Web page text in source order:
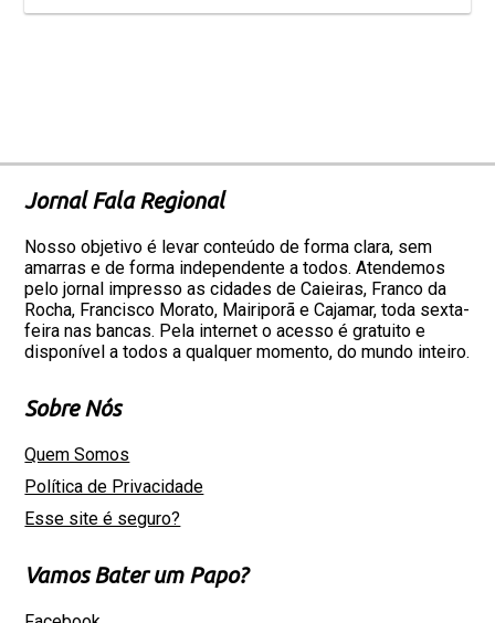
Jornal Fala Regional
Nosso objetivo é levar conteúdo de forma clara, sem
amarras e de forma independente a todos. Atendemos
pelo jornal impresso as cidades de Caieiras, Franco da
Rocha, Francisco Morato, Mairiporã e Cajamar, toda sexta-
feira nas bancas. Pela internet o acesso é gratuito e
disponível a todos a qualquer momento, do mundo inteiro.
Sobre Nós
Quem Somos
Política de Privacidade
Esse site é seguro?
Vamos Bater um Papo?